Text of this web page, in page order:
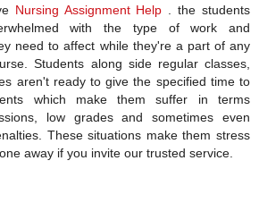
Nursing Assignment Help . the students
with the type of work and
need to affect while they're a part of any
Students along side regular classes,
aren't ready to give the specified time to
which make them suffer in terms
low grades and sometimes even
These situations make them stress
away if you invite our trusted service.